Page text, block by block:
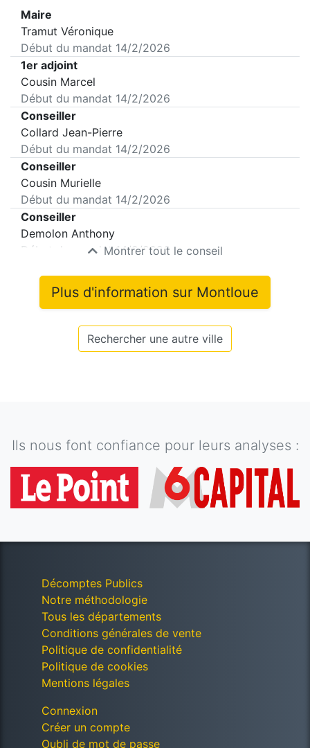
Maire
Tramut Véronique
Début du mandat 14/2/2026
1er adjoint
Cousin Marcel
Début du mandat 14/2/2026
Conseiller
Collard Jean-Pierre
Début du mandat 14/2/2026
Conseiller
Cousin Murielle
Début du mandat 14/2/2026
Conseiller
Demolon Anthony
Début du mandat14/2/2026
Montrer tout le conseil
Plus d'information sur Montloue
Rechercher une autre ville
Ils nous font confiance pour leurs analyses :
Décomptes Publics
Notre méthodologie
Tous les départements
Conditions générales de vente
Politique de confidentialité
Politique de cookies
Mentions légales
Connexion
Créer un compte
Oubli de mot de passe